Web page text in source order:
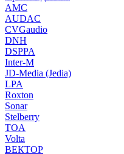
AMC
AUDAC
CVGaudio
DNH
DSPPA
Inter-M
JD-Media (Jedia)
LPA
Roxton
Sonar
Stelberry
TOA
Volta
ВЕКТОР